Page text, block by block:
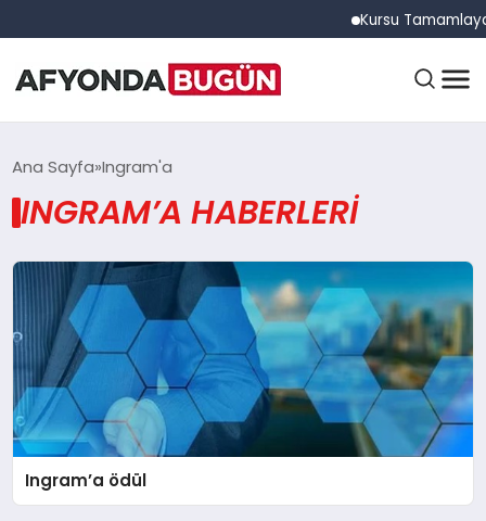
Kursu
ANASAYFA
EĞITIM
DÜNYA
EKONOMI
Ana Sayfa Ingram'a
INGRAM’A HABERLERI
Ingram’a ödül